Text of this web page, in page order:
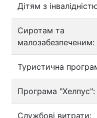
Дітям з
Сиротам та
малозабезпеченим:
Туристична
Програма "Хелпус":
Службові витрати: